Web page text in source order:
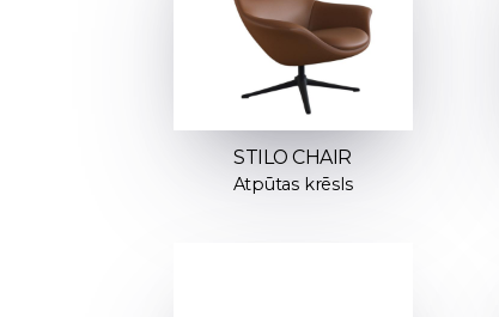
STILO CHAIR
Atpūtas krēsls